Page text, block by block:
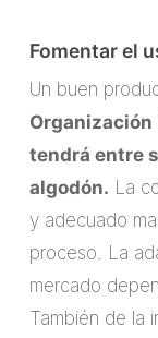
Fomentar el
Un buen
tendrá entre
algodón. La
y adecuado
proceso. La
mercado
También de la